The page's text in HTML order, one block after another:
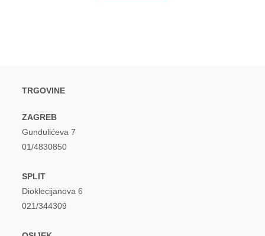
TRGOVINE
ZAGREB
Gundulićeva 7
01/4830850
SPLIT
Dioklecijanova 6
021/344309